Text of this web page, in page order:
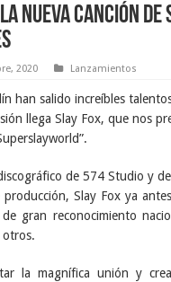
nueva canción
2020 Lanzamientos
han salido increíbles
llega Slay Fox, que nos
de 574 Studio y
producción, Slay Fox ya
gran reconocimiento
otros.
la magnífica unión y